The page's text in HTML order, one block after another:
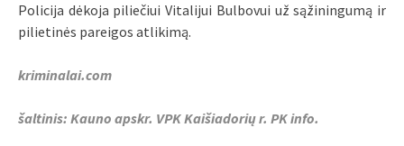
Policija dėkoja piliečiui Vitalijui Bulbovui už sąžiningumą ir
pilietinės pareigos atlikimą.
kriminalai.com
šaltinis: Kauno apskr. VPK Kaišiadorių r. PK info.